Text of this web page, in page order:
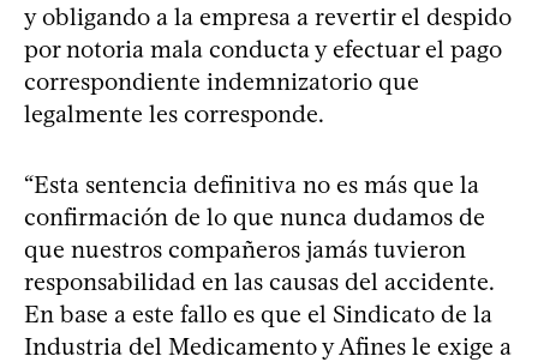
y obligando a la empresa a revertir el despido
por notoria mala conducta y efectuar el pago
correspondiente indemnizatorio que
legalmente les corresponde.
“Esta sentencia definitiva no es más que la
confirmación de lo que nunca dudamos de
que nuestros compañeros jamás tuvieron
responsabilidad en las causas del accidente.
En base a este fallo es que el Sindicato de la
Industria del Medicamento y Afines le exige a